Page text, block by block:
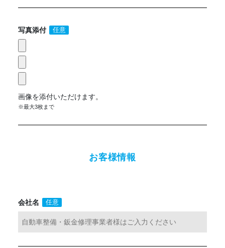
写真添付 任意
画像を添付いただけます。
※最大3枚まで
お客様情報
会社名 任意